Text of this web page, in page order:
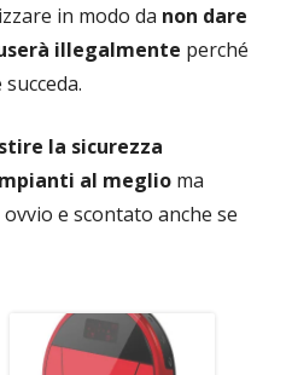
in modo da non dare
illegalmente perché
la sicurezza
al meglio ma
e scontato anche se